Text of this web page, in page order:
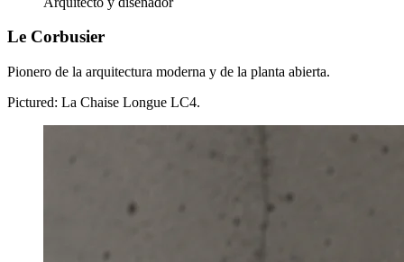
Le Corbusier
Pionero de la arquitectura moderna y de la planta abierta.
Pictured: La Chaise Longue LC4.